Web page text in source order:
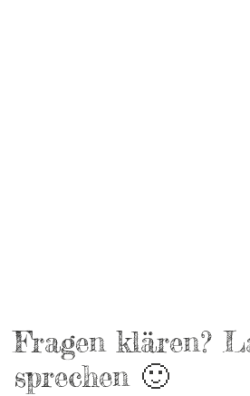
Fragen klären?
sprechen 🙂